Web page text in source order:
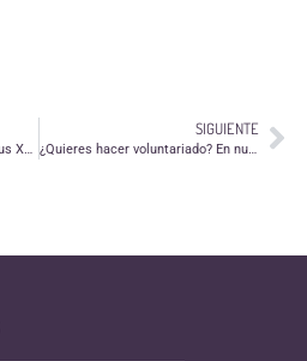
Fundación Rey Ardid celebra sus XVI Premios Peón 2023
SIGUIENTE
¿Quieres hacer voluntariado? En nuestra reunión informativa te contamos cómo